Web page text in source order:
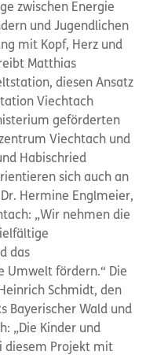
zwischen Energie
und Jugendlichen
mit Kopf, Herz und
Matthias
diesen Ansatz
Viechtach
geförderten
Viechtach und
Habischried
sich auch an
Hermine Englmeier,
„Wir nehmen die
das
Umwelt fördern.“ Die
Schmidt, den
Bayerischer Wald und
„Die Kinder und
diesem Projekt mit